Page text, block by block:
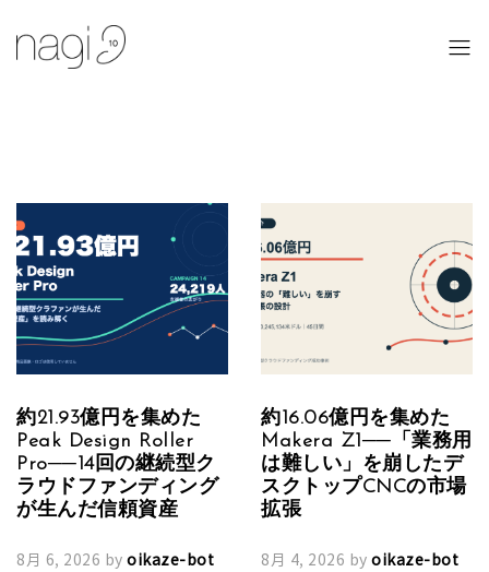
約21.93億円を集めた
Peak Design Roller
Pro──14回の継続型ク
ラウドファンディング
が生んだ信頼資産
8月 6, 2026 by oikaze-bot
約16.06億円を集めた
Makera Z1──「業務用
は難しい」を崩したデ
スクトップCNCの市場
拡張
8月 4, 2026 by oikaze-bot